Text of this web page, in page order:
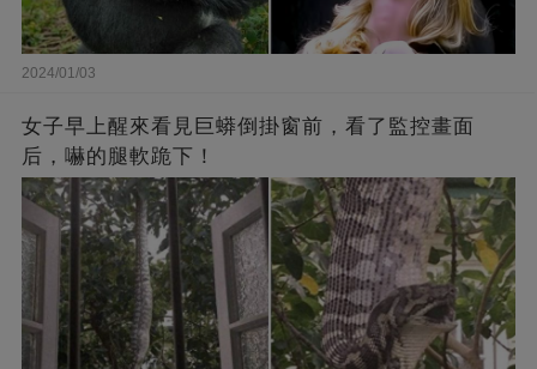
2024/01/03
女子早上醒來看見巨蟒倒掛窗前，看了監控畫面
后，嚇的腿軟跪下！